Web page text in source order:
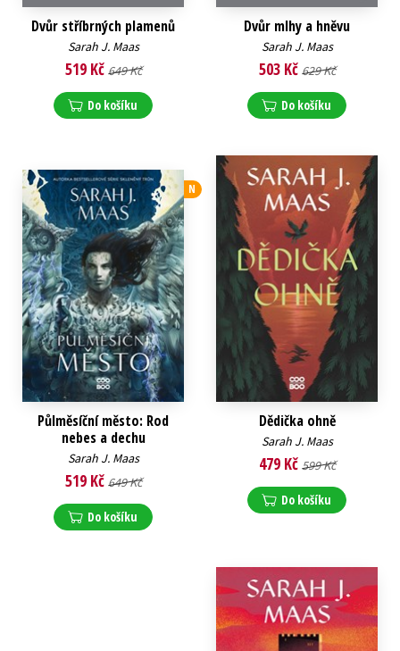
Dvůr stříbrných plamenů
Sarah J. Maas
519 Kč 649 Kč
Do košíku
Dvůr mlhy a hněvu
Sarah J. Maas
503 Kč 629 Kč
Do košíku
N
Půlměsíční město: Rod
nebes a dechu
Sarah J. Maas
519 Kč 649 Kč
Do košíku
Dědička ohně
Sarah J. Maas
479 Kč 599 Kč
Do košíku